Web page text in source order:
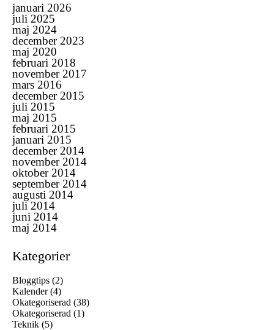
januari 2026
juli 2025
maj 2024
december 2023
maj 2020
februari 2018
november 2017
mars 2016
december 2015
juli 2015
maj 2015
februari 2015
januari 2015
december 2014
november 2014
oktober 2014
september 2014
augusti 2014
juli 2014
juni 2014
maj 2014
Kategorier
Bloggtips (2)
Kalender(4)
Okategoriserad (38)
Okategoriserad (1)
Teknik (5)